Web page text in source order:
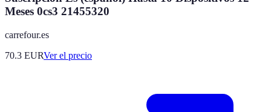
Meses 0cs3 21455320
carrefour.es
70.3 EURVer el precio